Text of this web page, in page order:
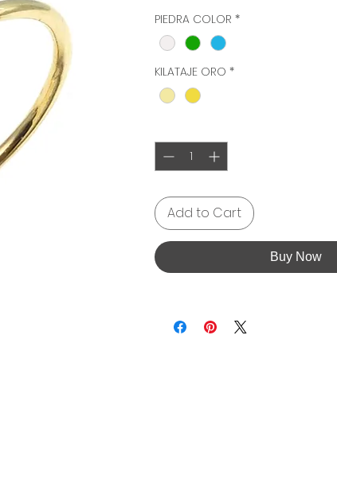
PIEDRA COLOR *
KILATAJE ORO *
Add to Cart
Buy Now